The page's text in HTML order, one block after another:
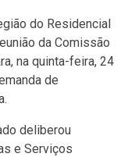
do Residencial
da Comissão
na quinta-feira, 24
de
deliberou
e Serviços